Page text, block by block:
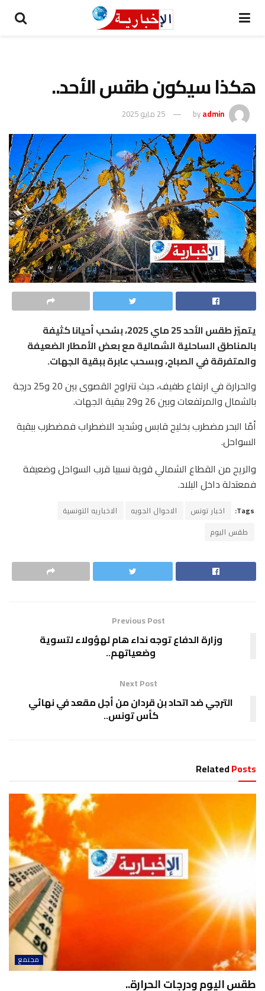
هكذا سيكون طقس الأحد..
byadmin 25 مايو 2025
يتميّز طقس الأحد 25 ماي 2025، بسُحب أحيانا كثيفة
بالمناطق الساحلية الشمالية مع بعض الأمطار الضعيفة
والمتفرقة في الصباح، وبسحب عابرة ببقية الجهات.
والحرارة في ارتفاع طفيف، حيث تتراوح القصوى بين 20 و25 درجة
بالشمال والمرتفعات وبين 26 و29 ببقية الجهات.
أمّا البحر مضطرب بخليج قابس وشديد الاضطراب فمضطرب ببقية
السواحل.
والريح من القطاع الشمالي قوية نسبيا قرب السواحل وضعيفة
فمعتدلة داخل البلاد.
Tags: اخبار تونس الاحوال الجويه
الاخباريه التونسية
طقس اليوم
Previous Post
وزارة الدفاع توجه نداء هام لهؤولاء لتسوية
وضعياتهم..
Next Post
الترجي ضد اتحاد بن قردان من أجل مقعد في نهائي
كأس تونس..
RelatedPosts
مجتمع
طقس اليوم ودرجات الحرارة..